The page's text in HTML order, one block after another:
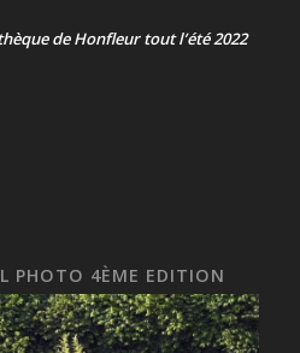
de Honfleur tout l’été 2022
PHOTO 4ÈME EDITION